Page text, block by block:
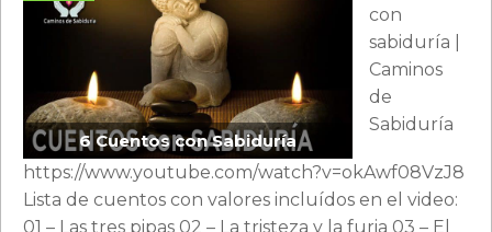
6 Cuentos con Sabiduría
con
sabiduría |
Caminos
de
Sabiduría
https://www.youtube.com/watch?v=okAwf08VzJ8
Lista de cuentos con valores incluídos en el video:
01 – Las tres pipas 02 – La tristeza y la furia 03 – El